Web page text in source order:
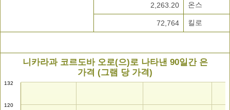
2,263.20 온스
72,764 킬로
니카라과 코르도바 오로(으)로 나타낸 90일간 은
가격 (그램 당 가격)
120
132